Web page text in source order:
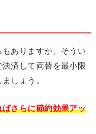
ありますが、そうい
済して両替を最小限
しょう。
さらに節約効果アッ